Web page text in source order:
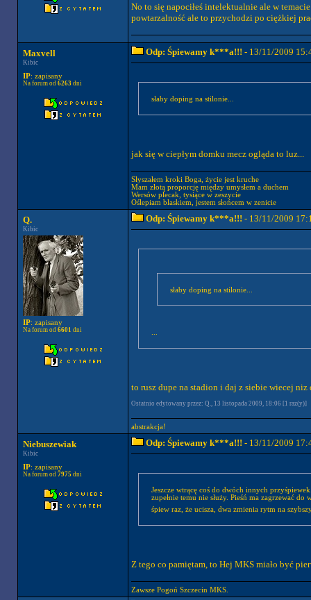
No to się napociłeś intelektualnie ale w
powtarzalność ale to przychodzi po ciężkiej
Maxvell
Kibic
IP: zapisany
Na forum od 6263dni
Odp: Śpiewamy k***a!!! - 13/11/2009
słaby doping na stilonie...
jak się w ciepłym domku mecz ogląda to luz...
Słyszałem kroki Boga, życie jest kruche
Mam złotą proporcję między umysłem a duchem
Wersów plecak, tysiące w zeszycie
Oślepiam blaskiem, jestem słońcem w zenicie
Q.
Kibic
IP: zapisany
Na forum od 6601 dni
Odp: Śpiewamy k***a!!! - 13/11/2009
słaby doping na stilonie...
...
to rusz dupe na stadion i daj z siebie wiecej niz
Ostatnio edytowany przez: Q., 13 listopada 2009, 18:06 [1 raz(y)]
abstrakcja!
Niebuszewiak
Kibic
IP: zapisany
Na forum od 7975dni
Odp: Śpiewamy k***a!!! - 13/11/2009
Jeszcze wtrącę coś do dwóch innych
zupełnie temu nie służy. Pieśń ma zagrzewać
śpiew raz, że ucisza, dwa zmienia rytm na
Z tego co pamiętam, to Hej MKS miało być
Zawsze Pogoń Szczecin MKS.